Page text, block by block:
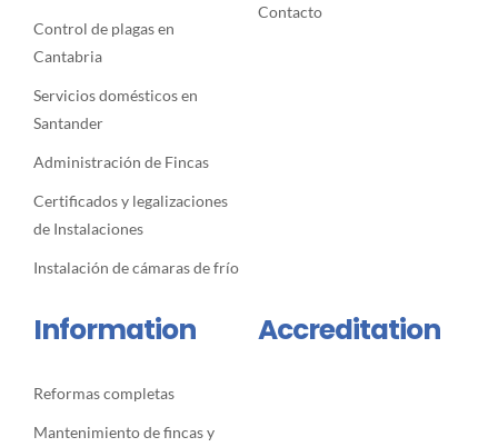
Control de plagas en
Cantabria
Servicios domésticos en
Santander
Administración de Fincas
Certificados y legalizaciones
de Instalaciones
Instalación de cámaras de frío
Contacto
Information
Reformas completas
Mantenimiento de fincas y
Accreditation